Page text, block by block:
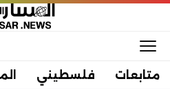
متابعات فلسطيني